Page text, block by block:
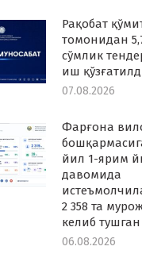
Рақобат
томонидан
сўмлик
иш
07.08.2026
Фарғона
йил 1-ярим
давомида
2 358 та
келиб тушган
06.08.2026